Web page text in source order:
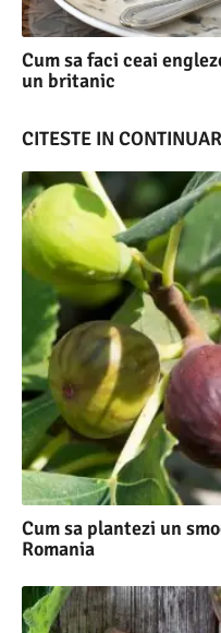
Cum sa faci ceai
un britanic
CITESTE IN
Cum sa plantezi un
Romania